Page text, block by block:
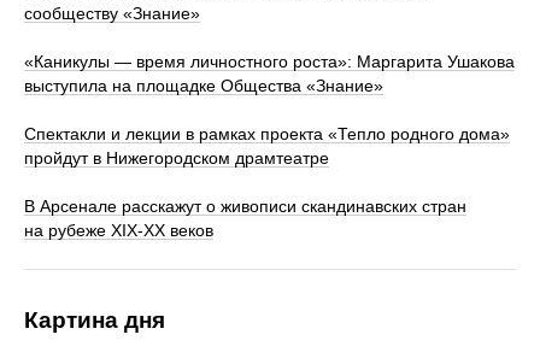
сообществу «Знание»
«Каникулы — время личностного роста»: Маргарита Ушакова
выступила на площадке Общества «Знание»
Спектакли и лекции в рамках проекта «Тепло родного дома»
пройдут в Нижегородском драмтеатре
В Арсенале расскажут о живописи скандинавских стран
на рубеже ХIХ-ХХ веков
Картина дня